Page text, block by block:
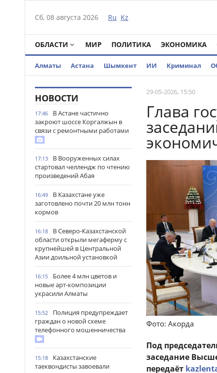
Сб, 08 августа 2026 Ru Kz
ОБЛАСТИ МИР ПОЛИТИКА ЭКОНОМИКА
Алматы Астана Шымкент ИИ Криминал
НОВОСТИ
17:46
В Астане частично
закроют шоссе Коргалжын в
связи с ремонтными работами
17:13
В Вооруженных силах
стартовал челлендж по чтению
произведений Абая
16:49
В Казахстане уже
заготовлено почти 20 млн тонн
кормов
16:18
В Северо-Казахстанской
области открыли мегаферму с
крупнейшей в Центральной
Азии доильной установкой
16:15
Более 4 млн цветов и
новые арт-композиции
украсили Алматы
15:52
Полиция предупреждает
граждан о новой схеме
телефонного мошенничества
15:18
Казахстанские
таеквондисты завоевали
29-05-2026, 15:50
Глава
Фото: Акорда
Под
заседание
передаёт